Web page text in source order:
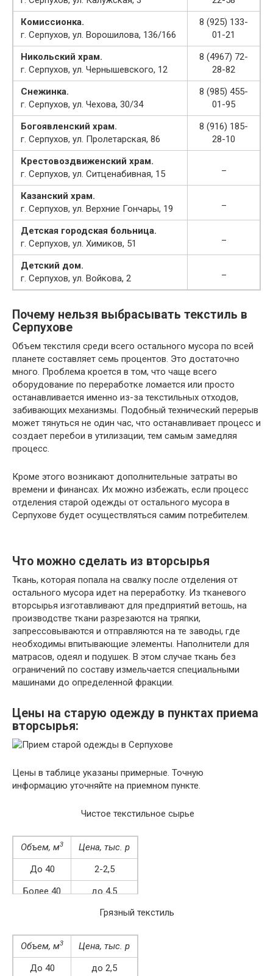
Комиссионка.
г. Серпухов, ул. Ворошилова, 136/166
8 (925) 133-
01-21
Никольский храм.
г. Серпухов, ул. Чернышевского, 12
8 (4967) 72-
28-82
Снежинка.
г. Серпухов, ул. Чехова, 30/34
8 (985) 455-
01-95
Богоявленский храм.
г. Серпухов, ул. Пролетарская, 86
8 (916) 185-
28-10
Крестовоздвиженский храм.
г. Серпухов, ул. Ситценабивная, 15
Казанский храм.
г. Серпухов, ул. Верхние Гончары, 19
Детская городская больница.
г. Серпухов, ул. Химиков, 51
Детский дом.
г. Серпухов, ул. Войкова, 2
Почему нельзя выбрасывать текстиль в
Серпухове
Объем текстиля среди всего остального мусора по всей
планете составляет семь процентов. Это достаточно
много. Проблема кроется в том, что чаще всего
оборудование по переработке ломается или просто
останавливается именно из-за текстильных отходов,
забивающих механизмы. Подобный технический перерыв
может тянуться не один час, что останавливает процесс и
создает перебои в утилизации, тем самым замедляя
процесс.
Кроме этого возникают дополнительные затраты во
времени и финансах. Их можно избежать, если процесс
отделения старой одежды от остального мусора в
Серпухове будет осуществляться самим потребителем.
Что можно сделать из вторсырья
Ткань, которая попала на свалку после отделения от
остального мусора идет на переработку. Из тканевого
вторсырья изготавливают для предприятий ветошь, на
производстве ткани разрезаются на тряпки,
запрессовываются и отправляются на те заводы, где
необходимы впитывающие элементы. Наполнители для
матрасов, одеял и подушек. В этом случае ткань без
ограничений по составу измельчается специальными
машинами до определенной фракции.
Цены на старую одежду в пунктах приема
вторсырья:
Цены в таблице указаны примерные. Точную
информацию уточняйте на приемном пункте.
Чистое текстильное сырье
Объем, м3
Цена, тыс. р
До 40
2-2,5
Более 40
до 4,5
Грязный текстиль
Объем, м3
Цена, тыс. р
До 40
до 2,5